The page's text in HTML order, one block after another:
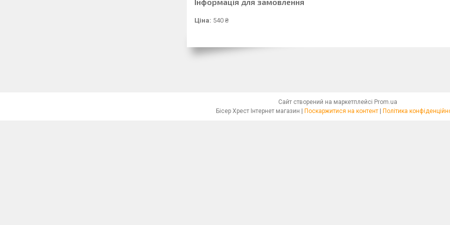
Ціна: 540 ₴
Сайт створений на маркетплейсі Prom.ua
Бісер Хрест Інтернет магазин | Поскаржитися на контент | Політика